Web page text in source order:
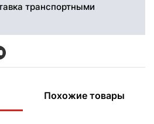
транспортными
Похожие товары